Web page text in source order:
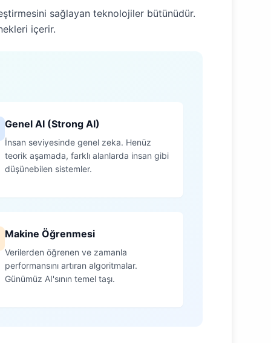
sağlayan teknolojiler bütünüdür.
içerir.
Genel AI (Strong AI)
İnsan seviyesinde genel zeka. Henüz
teorik aşamada, farklı alanlarda insan gibi
düşünebilen sistemler.
Makine Öğrenmesi
Verilerden öğrenen ve zamanla
performansını artıran algoritmalar.
Günümüz AI'sının temel taşı.